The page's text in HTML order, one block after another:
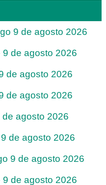
9 de agosto 2026
de agosto 2026
de agosto 2026
de agosto 2026
agosto 2026
de agosto 2026
9 de agosto 2026
de agosto 2026